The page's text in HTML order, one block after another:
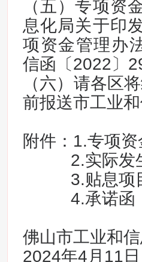
（五）专项资
息化局关于印
项资金管理办
信函〔2022〕
（六）请各区
前报送市工业和
附件：1.专项
2.实际发生
3.贴息项目
4.承诺函（
佛山市工业和
2024年4月11日